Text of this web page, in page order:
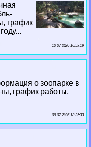
график
10 07 2026 16:55:19
о зоопарке в
график работы,
09 07 2026 13:22:33